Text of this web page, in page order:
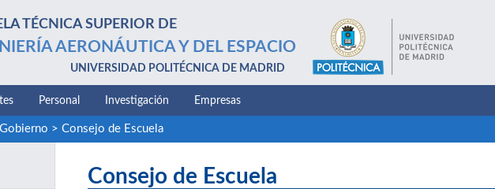
TÉCNICA SUPERIOR DE
AERONÁUTICA Y DEL ESPACIO
UNIVERSIDAD POLITÉCNICA DE MADRID
Personal Investigación Empresas
> Consejo de Escuela
Consejo de Escuela